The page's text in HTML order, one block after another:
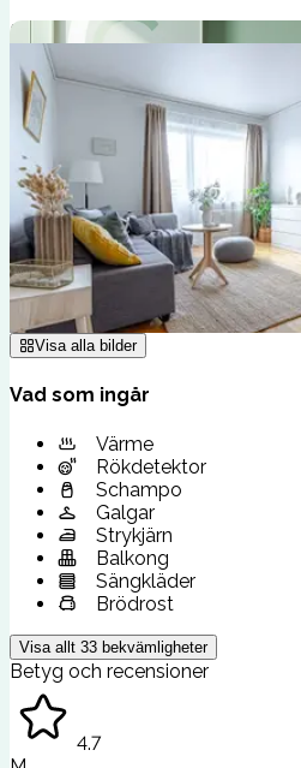
Visa alla bilder
Vad som ingår
Värme
Rökdetektor
Schampo
Galgar
Strykjärn
Balkong
Sängkläder
Brödrost
Visa allt 33 bekvämligheter
Betyg och recensioner
4.7